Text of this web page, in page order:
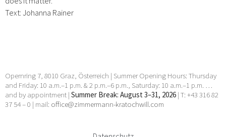
Text: Johanna Rainer
Opernring 7, 8010 Graz, Österreich | Summer Opening Hours: Thursday
and Friday: 10 a.m.–1 p.m. & 2 p.m.–6 p.m., Saturday: 10 a.m.–1 p.m. …
and by appointment | Summer Break: August 3–31, 2026 | T: +43 316 82
37 54 – 0 | mail: office@zimmermann-kratochwill.com